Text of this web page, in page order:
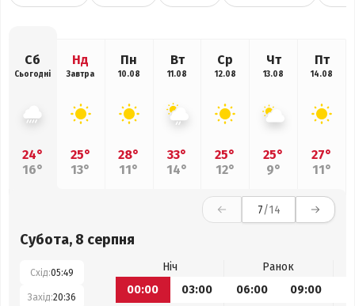
Сб
Сьогодні
24°
16°
Нд
Завтра
25°
13°
Пн
10.08
28°
11°
Вт
11.08
33°
14°
Ср
12.08
25°
12°
Чт
13.08
25°
9°
Пт
14.08
27°
11°
7/14
Субота, 8 серпня
Схід:05:49
Захід:20:36
Ніч
Ранок
00:00
03:00 06:00 09:00